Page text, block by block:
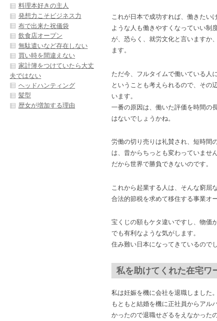
これが日本で成功すれば、働きたい
ような人も働きやすくなっていい制
が、恐らく、就労文化と言いますか
ます。
ただ今、フルタイムで働いている人
ということも考えられるので、その
います。
一番の原因は、働いた評価を時間の
はないでしょうかね。
労働の切り売りは礼賛され、短時間
は、昔からちっとも変わっていませ
だから世界で勝負できないのです。
これから起業する人は、そんな窮屈
合法的節税を求めて移住する事業オ
宝くじの額もケタ違いですし、物価
でも有利なような気がします。
住み難い日本になってきているので
私を助けてくれた在宅ワ
私は妊娠を機に会社を退職しました
もともと結婚を機に正社員からアル
かったので退職せざるをえなかった
料理本好きの主人
発想力こそビジネス力
布で出来た祝儀袋
飲食店オープン
無駄遣いなど存在しない
買い時を間違えない
家計簿をつけていたら大丈
夫ではない
ヘッドハンティング
髪型
歴女が増加する理由